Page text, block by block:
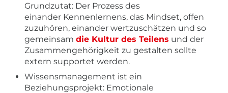
Grundzutat: Der Prozess des
einander Kennenlernens, das Mindset, offen
zuzuhören, einander wertzuschätzen und so
gemeinsam die Kultur des Teilens und der
Zusammengehörigkeit zu gestalten sollte
extern supportet werden.
Wissensmanagement ist ein
Beziehungsprojekt: Emotionale